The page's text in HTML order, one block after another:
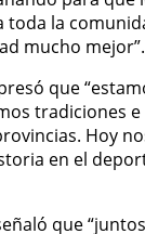
toda la
mucho mejor”.
que
tradiciones
Hoy
en el
que